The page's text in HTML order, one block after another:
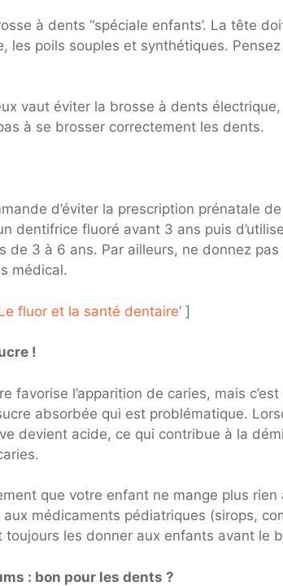
à dents “spéciale enfants’. La tête
les poils souples et synthétiques.
vaut éviter la brosse à dents
à se brosser correctement les dents.
d’éviter la prescription prénatale
dentifrice fluoré avant 3 ans puis
de 3 à 6 ans. Par ailleurs, ne donnez
médical.
fluor et la santé dentaire‘ ]
!
favorise l’apparition de caries, mais
absorbée qui est problématique.
devient acide, ce qui contribue à la
que votre enfant ne mange plus
médicaments pédiatriques (sirops,
toujours les donner aux enfants avant le
: bon pour les dents ?